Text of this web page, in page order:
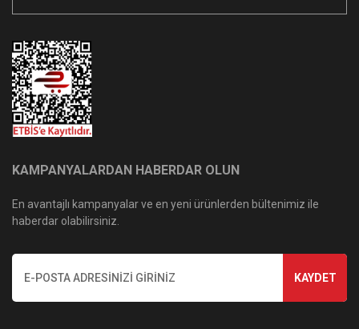
KAMPANYALARDAN HABERDAR OLUN
En avantajlı kampanyalar ve en yeni ürünlerden bültenimiz ile
haberdar olabilirsiniz.
KAYDET